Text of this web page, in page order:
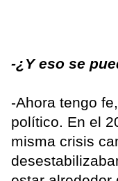
-¿Y eso se
-Ahora tengo
político. En el
misma crisis